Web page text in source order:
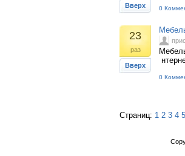
Вверх 0
23
раз
Вверх
0
Страниц: 1 2 3 4 5